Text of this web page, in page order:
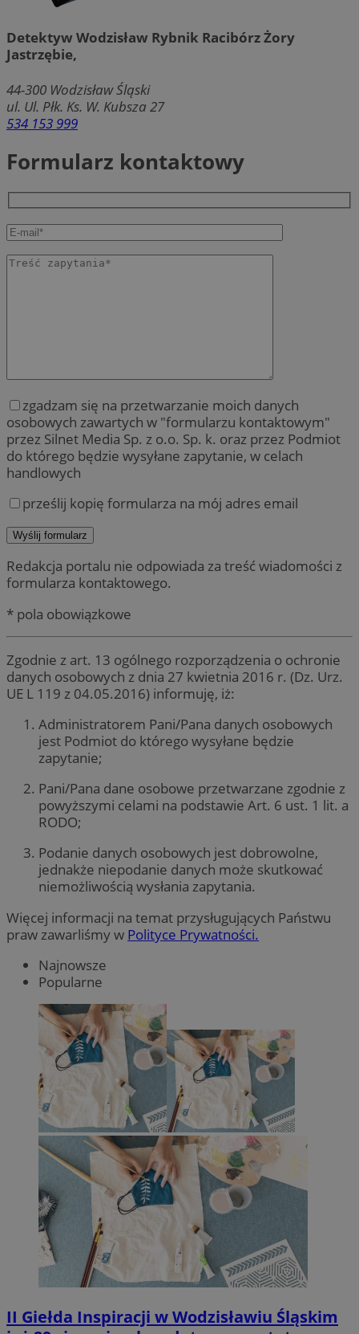
Detektyw Wodzisław Rybnik Racibórz Żory
Jastrzębie,
44-300 Wodzisław Śląski
ul. Ul. Płk. Ks. W. Kubsza 27
534 153 999
Formularz kontaktowy
zgadzam się na przetwarzanie moich danych
osobowych zawartych w "formularzu kontaktowym"
przez Silnet Media Sp. z o.o. Sp. k. oraz przez Podmiot
do którego będzie wysyłane zapytanie, w celach
handlowych
prześlij kopię formularza na mój adres email
Redakcja portalu nie odpowiada za treść wiadomości z
formularza kontaktowego.
* pola obowiązkowe
Zgodnie z art. 13 ogólnego rozporządzenia o ochronie
danych osobowych z dnia 27 kwietnia 2016 r. (Dz. Urz.
UE L 119 z 04.05.2016) informuję, iż:
Administratorem Pani/Pana danych osobowych
jest Podmiot do którego wysyłane będzie
zapytanie;
Pani/Pana dane osobowe przetwarzane zgodnie z
powyższymi celami na podstawie Art. 6 ust. 1 lit. a
RODO;
Podanie danych osobowych jest dobrowolne,
jednakże niepodanie danych może skutkować
niemożliwością wysłania zapytania.
Więcej informacji na temat przysługujących Państwu
praw zawarliśmy w Polityce Prywatności.
Najnowsze
Popularne
II Giełda Inspiracji w Wodzisławiu Śląskim